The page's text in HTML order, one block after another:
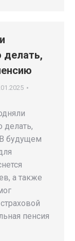
делать,
делать,
будущем
а также
пенсия